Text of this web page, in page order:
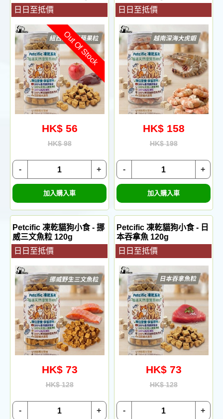
日日至抵價
Out Of Stock
HK$ 56
HK$ 98
+
-
加入購入車
日日至抵價
HK$ 158
HK$ 198
+
-
加入購入車
Petcific 凍乾貓狗小食 - 挪
威三文魚粒 120g
日日至抵價
HK$ 73
HK$ 128
+
-
Petcific 凍乾貓狗小食 - 日
本吞拿魚 120g
日日至抵價
HK$ 73
HK$ 128
+
-